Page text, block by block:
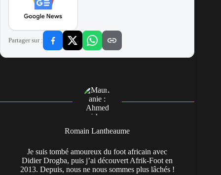
Partager sur :
Romain Lantheaume
Je suis tombé amoureux du foot africain avec
Didier Drogba, puis j’ai découvert Afrik-Foot en
2013. Depuis, nous ne nous sommes plus lâchés !